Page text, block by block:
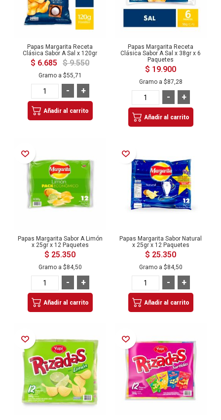
Papas Margarita Receta
Clásica Sabor A Sal x 120gr
$ 6.685 $ 9.550
Gramo a $55,71
+
-
Añadir al carrito
Papas Margarita Receta
Clásica Sabor A Sal x 38gr x 6
Paquetes
$ 19.900
Gramo a $87,28
+
-
Añadir al carrito
Añadir a la Lista de Deseos
Papas Margarita Sabor A Limón
x 25gr x 12 Paquetes
$ 25.350
Gramo a $84,50
+
-
Añadir al carrito
Añadir a la Lista de Deseos
Papas Margarita Sabor Natural
x 25gr x 12 Paquetes
$ 25.350
Gramo a $84,50
+
-
Añadir al carrito
Añadir a la Lista de Deseos Añadir a la Lista de Deseos